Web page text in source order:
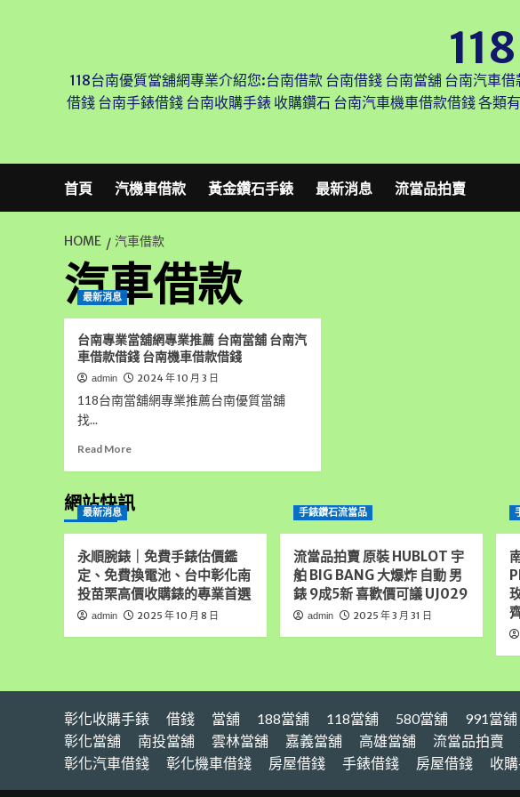
118台南優質當舖網專業介紹您:台南借款 台南借錢 台南當舖 台南汽車
借錢 台南手錶借錢 台南收購手錶 收購鑽石 台南汽車機車借款借錢 各
首頁 汽機車借款 黃金鑽石手錶 最新消息 流當品拍賣
HOME 汽車借款
汽車借款
最新消息
台南專業當舖網專業推薦 台南當舖 台南汽
車借款借錢 台南機車借款借錢
admin 2024 年 10 月 3 日
118台南當舖網專業推薦台南優質當舖
找...
Read MoreRead
台
南
專
業
當
舖
網
專
當
舖
台
南
網站快訊
最新消息
永順腕錶｜免費手錶估價鑑
定、免費換電池、台中彰化南
投苗栗高價收購錶的專業首選
admin 2025 年 10 月 8 日
手錶鑽石流當品
流當品拍賣 原裝 HUBLOT 宇
舶 BIG BANG 大爆炸 自動 男
錶 9成5新 喜歡價可議 UJ029
admin 2025 年 3 月 31 日
彰化收購手錶 借錢 當舖 188當舖 118當舖 580當舖 991當舖
彰化當舖
南投當舖 雲林當舖 嘉義當舖 高雄當舖 流當品拍賣
彰化汽車借錢
彰化機車借錢 房屋借錢 手錶借錢 房屋借錢 收